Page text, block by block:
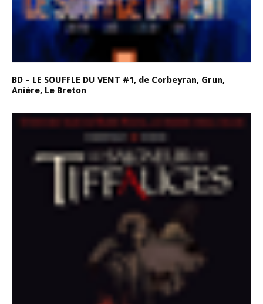
BD – LE SOUFFLE DU VENT #1, de Corbeyran, Grun,
Anière, Le Breton